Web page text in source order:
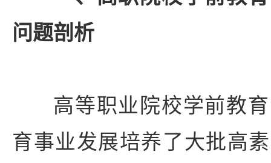
问题剖析
高等职业院校学前教
育事业发展培养了大批高